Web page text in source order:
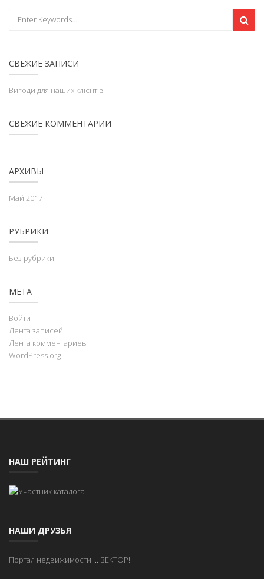
СВЕЖИЕ ЗАПИСИ
Вигоди для наших клієнтів
СВЕЖИЕ КОММЕНТАРИИ
АРХИВЫ
Май 2017
РУБРИКИ
Без рубрики
МЕТА
Войти
Лента записей
Лента комментариев
WordPress.org
НАШ РЕЙТИНГ
НАШИ ДРУЗЬЯ
Портал недвижимости ... ВЕКТОР!